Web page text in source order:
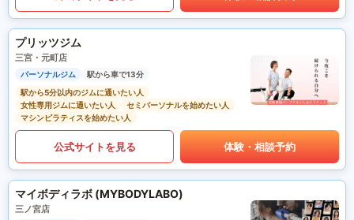
プリッツジム
三宮・元町店
パーソナルジム
駅から車で13分
駅から5分以内のジムに通いたい人
女性専用ジムに通いたい人
セミパーソナルを始めたい人
マシンピラティスを始めたい人
公式サイトを見る 体験・相談予約
マイボディラボ (MYBODYLABO)
三ノ宮店